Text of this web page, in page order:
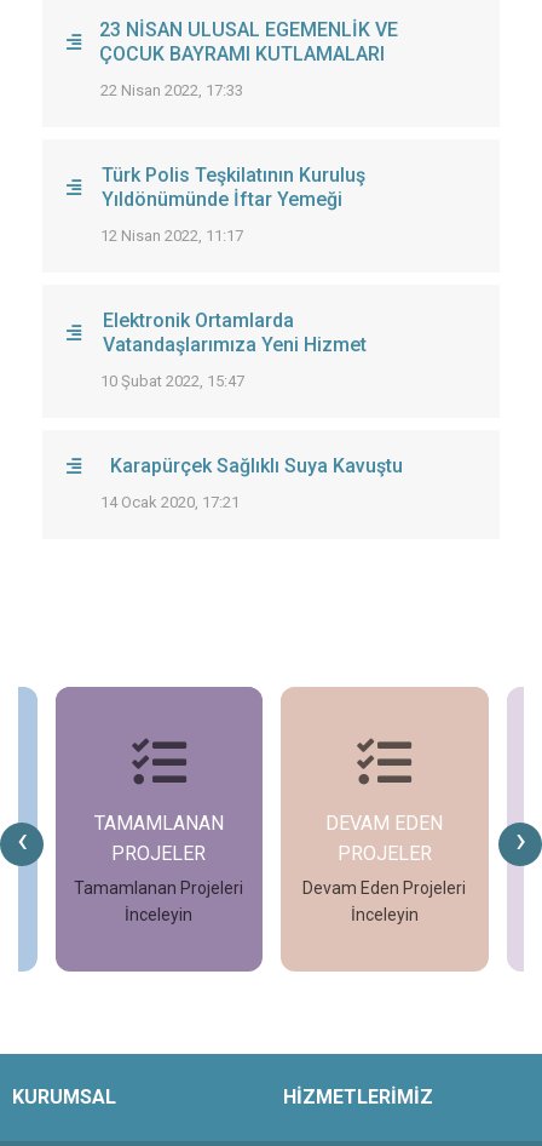
23 NİSAN ULUSAL EGEMENLİK VE
ÇOCUK BAYRAMI KUTLAMALARI
22 Nisan 2022, 17:33
Türk Polis Teşkilatının Kuruluş
Yıldönümünde İftar Yemeği
12 Nisan 2022, 11:17
Elektronik Ortamlarda
Vatandaşlarımıza Yeni Hizmet
10 Şubat 2022, 15:47
Karapürçek Sağlıklı Suya Kavuştu
14 Ocak 2020, 17:21
‹ ›
DEVAM EDEN
PROJELER
Devam Eden Projeleri
İnceleyin
İncele
GENEL HABERLER
Genel Haberleri
İnceleyin
İncele
KURUMSAL HİZMETLERİMİZ